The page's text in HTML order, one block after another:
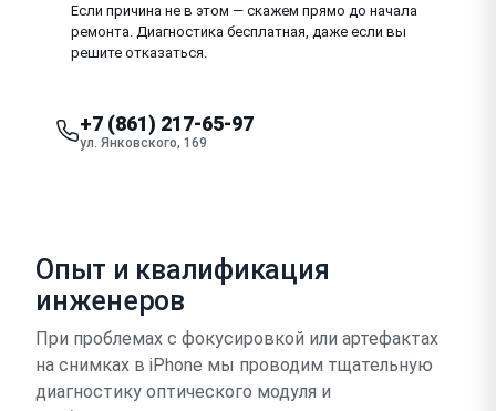
Если причина не в этом — скажем прямо до начала
ремонта. Диагностика бесплатная, даже если вы
решите отказаться.
+7 (861) 217-65-97
ул. Янковского, 169
Опыт и квалификация
инженеров
При проблемах с фокусировкой или артефактах
на снимках в iPhone мы проводим тщательную
диагностику оптического модуля и